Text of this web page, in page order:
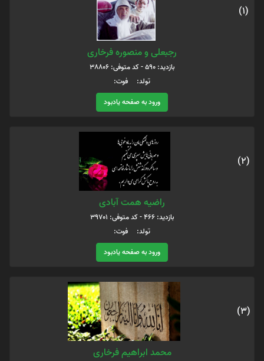
(1)
رجبعلی و منصوره فرخاری
بازدید: 590 - کد متوفی: 38806
تولد: فوت:
ورود به صفحه یادبود
(2)
راضیه همت آبادی
بازدید: 466 - کد متوفی: 39701
تولد: فوت:
ورود به صفحه یادبود
(3)
محمد ابراهیم فرخاری